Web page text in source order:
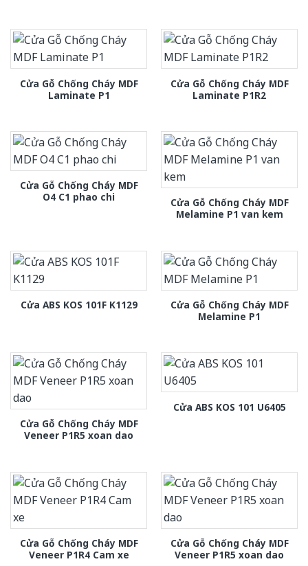
Cửa Gỗ Chống Cháy MDF
Laminate P1
Cửa Gỗ Chống Cháy MDF
Laminate P1R2
Cửa Gỗ Chống Cháy MDF
O4 C1 phao chi
Cửa Gỗ Chống Cháy MDF
Melamine P1 van kem
Cửa ABS KOS 101F K1129
Cửa Gỗ Chống Cháy MDF
Melamine P1
Cửa Gỗ Chống Cháy MDF
Veneer P1R5 xoan dao
Cửa ABS KOS 101 U6405
Cửa Gỗ Chống Cháy MDF
Veneer P1R4 Cam xe
Cửa Gỗ Chống Cháy MDF
Veneer P1R5 xoan dao